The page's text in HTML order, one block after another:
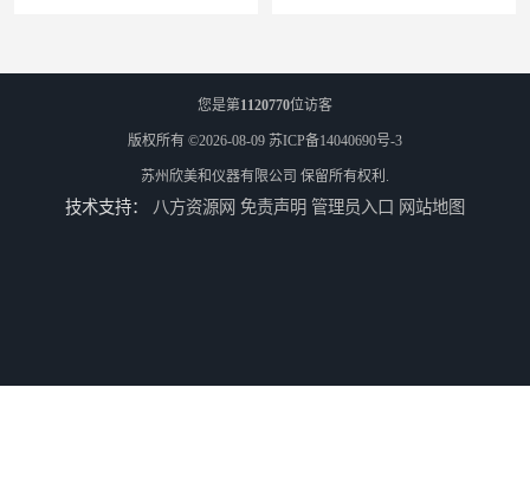
您是第1120770位访客
版权所有 ©2026-08-09 苏ICP备14040690号-3
苏州欣美和仪器有限公司 保留所有权利.
技术支持： 八方资源网 免责声明 管理员入口 网站地图